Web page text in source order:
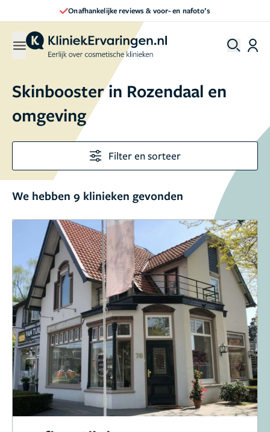
Direct een afspraak maken
Skinbooster in Rozendaal en
omgeving
Filter en sorteer
We hebben 9 klinieken gevonden